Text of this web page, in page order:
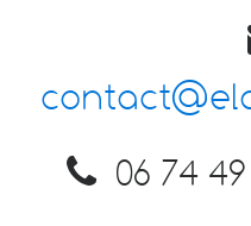
06 74